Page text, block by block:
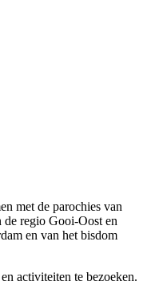
met de parochies van
regio Gooi-Oost en
en van het bisdom
activiteiten te bezoeken.